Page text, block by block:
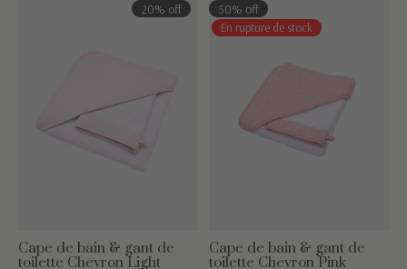
20% off
Cape de bain & gant de
toilette Chevron Light
50% off
En rupture de stock
Cape de bain & gant de
toilette Chevron Pink